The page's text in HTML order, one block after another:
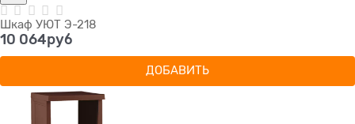
Шкаф УЮТ Э-218
10 064руб
ДОБАВИТЬ